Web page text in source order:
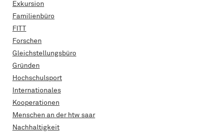
Exkursion
Familienbüro
FITT
Forschen
Gleichstellungsbüro
Gründen
Hochschulsport
Internationales
Kooperationen
Menschen an der htw saar
Nachhaltigkeit